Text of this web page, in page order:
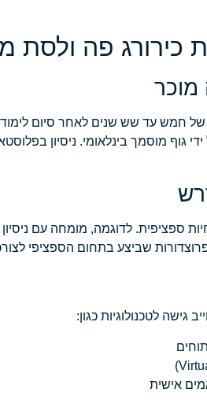
כירורג פה ולסת
חמש עד שש שנים לאחר סיום לימודי
גוף מוסמך בינלאומי. ניסיון
ספציפית. לדוגמה, מומחה עם
שביצע בתחום הספציפי
אישית